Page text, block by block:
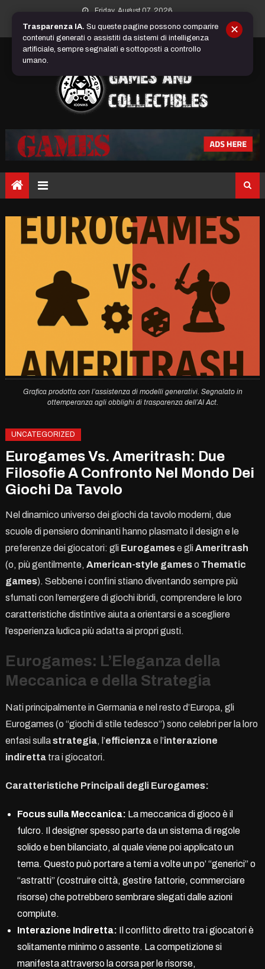
content
Friday, August 07, 2026
Grafica prodotta con l’assistenza di modelli generativi. Segnalato in
ottemperanza agli obblighi di trasparenza dell’AI Act.
UNCATEGORIZED
Eurogames Vs. Ameritrash: Due
Filosofie A Confronto Nel Mondo Dei
Giochi Da Tavolo
Nel dinamico universo dei giochi da tavolo moderni, due
scuole di pensiero dominanti hanno plasmato il design e le
preferenze dei giocatori: gli Eurogamese gliAmeritrash
(o, più gentilmente, American-style gameso Thematic
games). Sebbene i confini stiano diventando sempre più
sfumati con l’emergere di giochi ibridi, comprendere le loro
caratteristiche distintive aiuta a orientarsi e a scegliere
l’esperienza ludica più adatta ai propri gusti.
Eurogames: L’Eleganza della
Meccanica e della Strategia
Nati principalmente in Germania e nel resto d’Europa, gli
Eurogames (o “giochi di stile tedesco”) sono celebri per la loro
enfasi sullastrategia, l’efficienzae l’interazione
indirettatra i giocatori.
Caratteristiche Principali degli Eurogames:
Focus sulla Meccanica: La meccanica di gioco è il
fulcro. Il designer spesso parte da un sistema di regole
solido e ben bilanciato, al quale viene poi applicato un
tema. Questo può portare a temi a volte un po’ “generici” o
“astratti” (costruire città, gestire fattorie, commerciare
risorse) che potrebbero sembrare slegati dalle azioni
compiute.
Interazione Indiretta: Il conflitto diretto tra i giocatori è
solitamente minimo o assente. La competizione si
manifesta attraverso la corsa per le risorse,
Trasparenza IA. Su queste pagine possono comparire
contenuti generati o assistiti da sistemi di intelligenza
artificiale, sempre segnalati e sottoposti a controllo
umano.
✕